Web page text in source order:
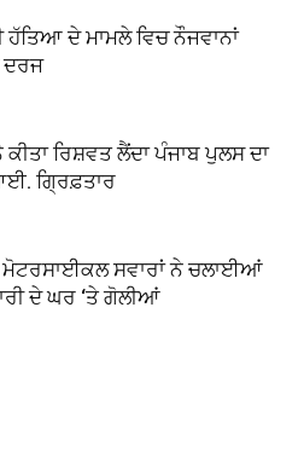
ਹੱਤਿਆ ਦੇ ਮਾਮਲੇ ਵਿਚ ਨੌਜਵਾਨਾਂ
ਦਰਜ
ਕੀਤਾ ਰਿਸ਼ਵਤ ਲੈਂਦਾ ਪੰਜਾਬ ਪੁਲਸ ਦਾ
ਗ੍ਰਿਫ਼ਤਾਰ
ਸਵਾਰਾਂ ਨੇ ਚਲਾਈਆਂ
ਦੇ ਘਰ ‘ਤੇ ਗੋਲੀਆਂ